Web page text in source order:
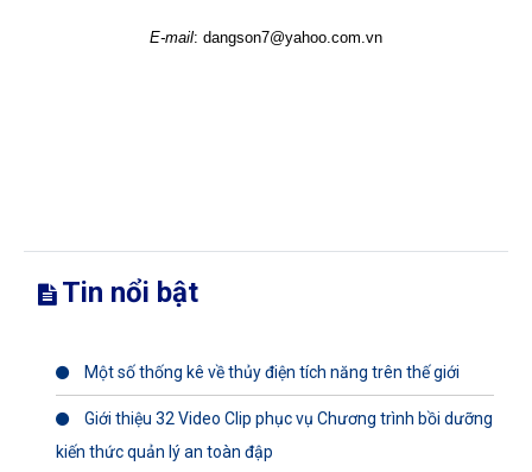
E-mail: dangson7@yahoo.com.vn
Tin nổi bật
Một số thống kê về thủy điện tích năng trên thế giới
Giới thiệu 32 Video Clip phục vụ Chương trình bồi dưỡng
kiến thức quản lý an toàn đập